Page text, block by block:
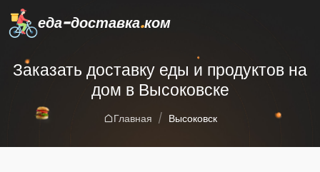
еда-доставка.ком
Заказать доставку еды и продуктов на
дом в Высоковске
Главная Высоковск